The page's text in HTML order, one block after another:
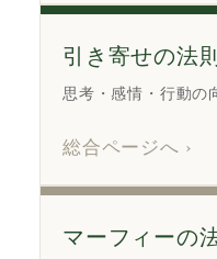
引き寄せの法則
思考・感情・行動の
総合ページへ ›
マーフィーの